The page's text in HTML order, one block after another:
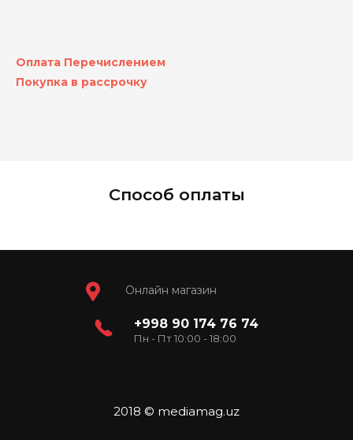
Оплата Перечислением
Покупка в рассрочку
Способ оплаты
Онлайн магазин
+998 90 174 76 74
Пн - Пт 10:00 - 18:00
2018 © mediamag.uz